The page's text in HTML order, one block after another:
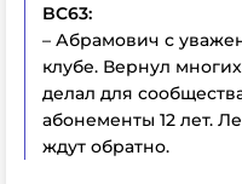
BC63:
– Абрамович с
клубе. Вернул
делал для
абонементы 12 лет.
ждут обратно.